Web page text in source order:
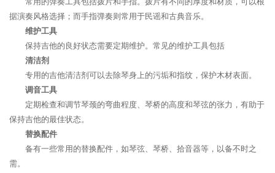
据演奏风格选择；而手指弹奏则常用于民谣和古典音乐。
维护工具
保持吉他的良好状态需要定期维护。常见的维护工具包括
清洁剂
专用的吉他清洁剂可以去除琴身上的污垢和指纹，保护木材表面。
调音工具
定期检查和调节琴颈的弯曲程度、琴桥的高度和琴弦的张力，有助于
保持吉他的最佳状态。
替换配件
备有一些常用的替换配件，如琴弦、琴桥、拾音器等，以备不时之
需。